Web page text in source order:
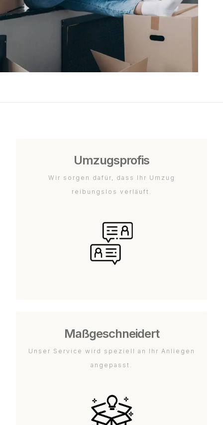
Umzugsprofis
Wir sorgen dafür, dass Ihr Umzug
reibungslos verläuft.
Maßgeschneidert
Unser Service wird speziell an Ihr Anliegen
angepasst.